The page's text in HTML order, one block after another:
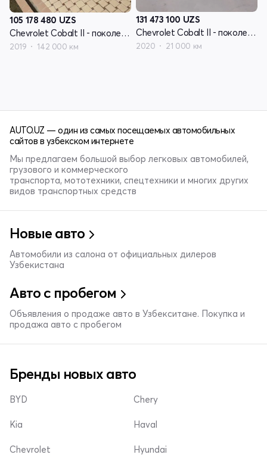
105 178 480 UZS
Chevrolet Cobalt II - поколение рестайлинг
2019 142 000 км
131 473 100 UZS
Chevrolet Cobalt II - поколение рестайлинг
2020 21 000 км
AUTO.UZ — один из самых посещаемых автомобильных
сайтов в узбекском интернете
Мы предлагаем большой выбор легковых автомобилей,
грузового и коммерческого
транспорта, мототехники, спецтехники и многих других
видов транспортных средств
Новые авто
Автомобили из салона от официальных дилеров
Узбекистана
Авто с пробегом
Объявления о продаже авто в Узбекситане. Покупка и
продажа авто с пробегом
Бренды новых авто
BYD
Kia
Chevrolet
Chery
Haval
Hyundai